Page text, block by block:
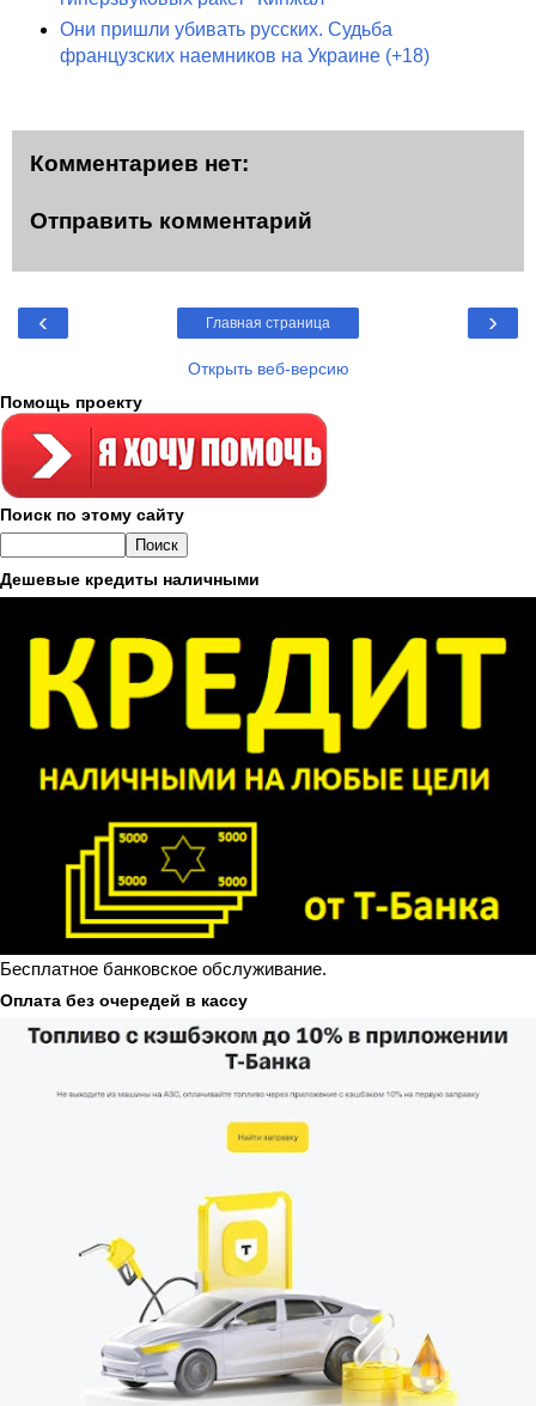
Они пришли убивать русских. Судьба
французских наемников на Украине (+18)
Комментариев нет:
Отправить комментарий
‹ ›
Главная страница
Открыть веб-версию
Помощь проекту
Поиск по этому сайту
Дешевые кредиты наличными
Бесплатное банковское обслуживание.
Оплата без очередей в кассу